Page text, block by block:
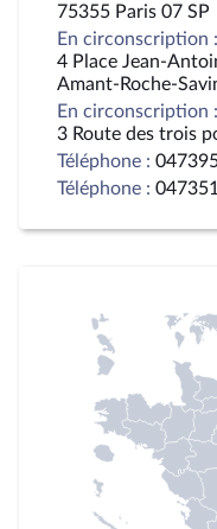
75355 Paris 07 SP
En circonscription :
4 Place Jean-
Amant-Roche-
En circonscription :
3 Route des trois
Téléphone :
Téléphone :